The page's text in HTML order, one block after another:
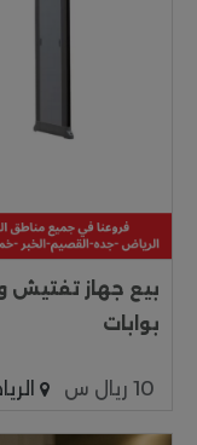
بيع جهاز تفتيش
بوابات
10 ريال س